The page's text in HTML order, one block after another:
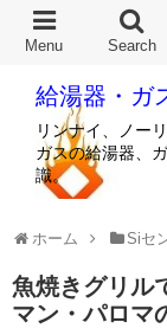
給湯器・ガ
リンナイ、ノー
ガスの給湯器、
識。
ホーム Siセ
魚焼きグリル
マン・パロマ